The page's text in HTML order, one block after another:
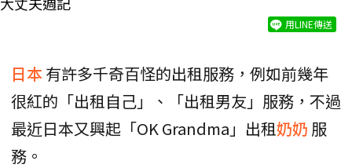
用LINE傳送
日本有許多千奇百怪的出租服務，例如前幾年
很紅的「出租自己」、「出租男友」服務，不過
最近日本又興起「OK Grandma」出租奶奶 服
務。